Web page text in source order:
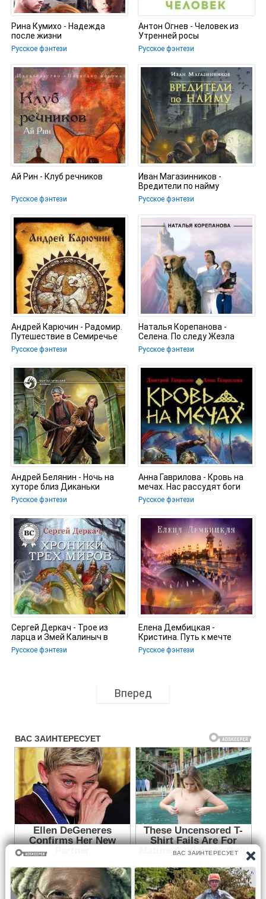
Рина Кумихо - Надежда
после жизни
Русское фэнтези
Антон Огнев - Человек из
Утренней росы
Русское фэнтези
Ай Рин - Клуб речников
Русское фэнтези
Иван Магазинников -
Вредители по найму
Русское фэнтези
Андрей Карючин - Радомир.
Путешествие в Семиречье
Русское фэнтези
Наталья Корепанова -
Селена. По следу Жезла
Русское фэнтези
Андрей Белянин - Ночь на
хуторе близ Диканьки
Русское фэнтези
Анна Гаврилова - Кровь на
мечах. Нас рассудят боги
Русское фэнтези
Сергей Деркач - Трое из
ларца и Змей Калиныч в
придачу
Русское фэнтези
Елена Дембицкая -
Кристина. Путь к мечте
Русское фэнтези
Вперед